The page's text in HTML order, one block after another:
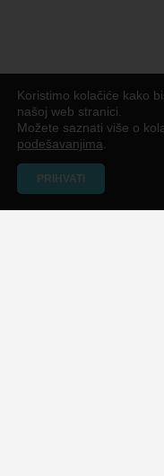
Koristimo kolačiće kako
našoj web stranici.
Možete saznati više o
podešavanjima
PRIHVATI